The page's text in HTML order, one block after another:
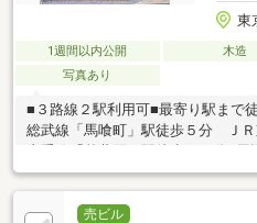
東
1週間以内公開 木造
写真あり
■３路線２駅利用可■最寄り駅まで
総武線「馬喰町」駅徒歩５分 ＪＲ
ＩＦＥ ＩＮＦＯＲＭＡＴＩＯＮ■
店…約３９０ｍ（徒歩約５分）■セ
約１３０ｍ（徒歩約２分）■ファミ
売ビル